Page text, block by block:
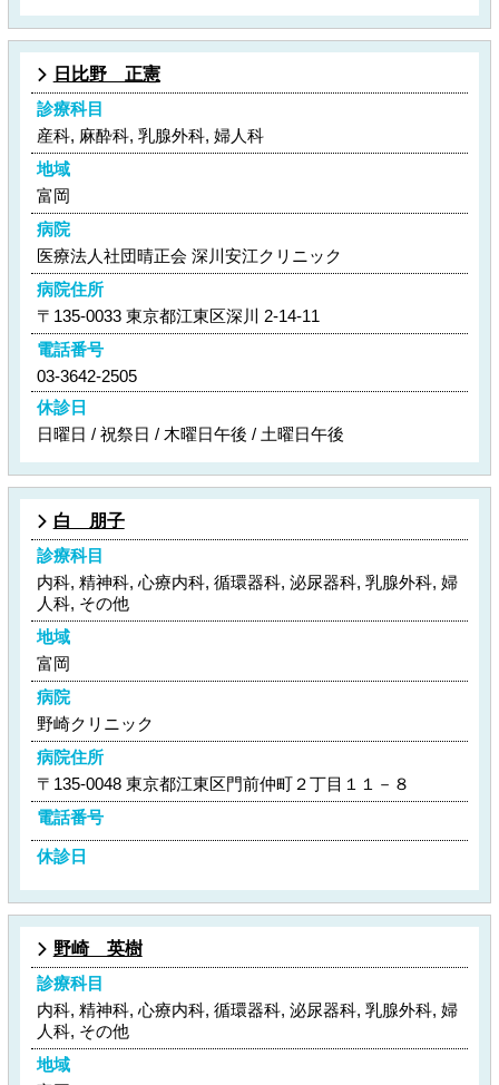
日比野 正憲
診療科目
産科, 麻酔科, 乳腺外科, 婦人科
地域
富岡
病院
医療法人社団晴正会 深川安江クリニック
病院住所
〒135-0033 東京都江東区深川 2-14-11
電話番号
03-3642-2505
休診日
日曜日 / 祝祭日 / 木曜日午後 / 土曜日午後
白 朋子
診療科目
内科, 精神科, 心療内科, 循環器科, 泌尿器科, 乳腺外科, 婦
人科, その他
地域
富岡
病院
野崎クリニック
病院住所
〒135-0048 東京都江東区門前仲町２丁目１１－８
電話番号
休診日
野崎 英樹
診療科目
内科, 精神科, 心療内科, 循環器科, 泌尿器科, 乳腺外科, 婦
人科, その他
地域